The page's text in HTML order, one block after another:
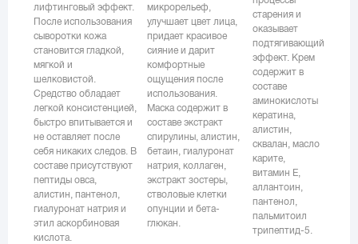
лифтинговый эффект.
После использования
сыворотки кожа
становится гладкой,
мягкой и
шелковистой.
Средство обладает
легкой консистенцией,
быстро впитывается и
не оставляет после
себя никаких следов. В
составе присутствуют
пептиды овса,
алистин, пантенол,
гиалуронат натрия и
этил аскорбиновая
кислота.
микрорельеф,
улучшает цвет лица,
придает красивое
сияние и дарит
комфортные
ощущения после
использования.
Маска содержит в
составе экстракт
спирулины, алистин,
бетаин, гиалуронат
натрия, коллаген,
экстракт зостеры,
стволовые клетки
опунции и бета-
глюкан.
старения и
оказывает
подтягивающий
эффект. Крем
содержит в
составе
аминокислоты
кератина,
алистин,
сквалан, масло
карите,
витамин Е,
аллантоин,
пантенол,
пальмитоил
трипептид-5.